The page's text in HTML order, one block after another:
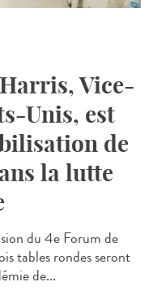
Vice-
Unis, est
de
la lutte
du 4e Forum de
tables rondes seront
de...